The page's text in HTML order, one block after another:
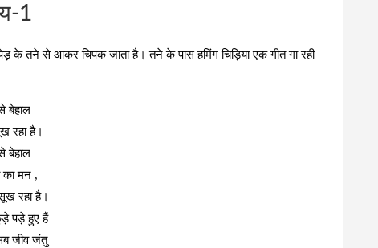
1
के तने से आकर चिपक जाता है। तने के पास हमिंग चिड़िया एक गीत गा रही
बेहाल
रहा है।
बेहाल
का मन ,
रहा है।
पड़े हुए हैं
जीव जंतु